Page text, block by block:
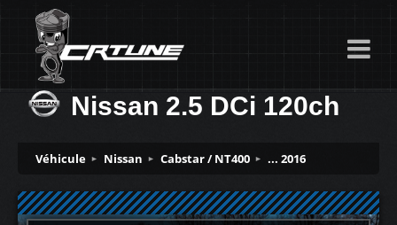
Nissan 2.5 DCi 120ch
Véhicule Nissan Cabstar / NT400 ... 2016